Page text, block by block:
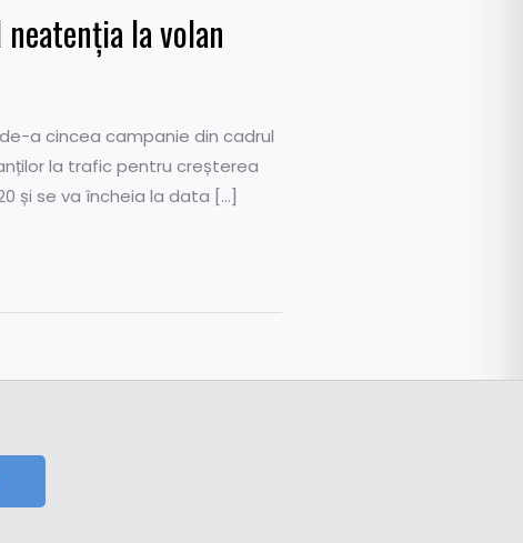
la volan
a cincea campanie din cadrul
la trafic pentru creșterea
și se va încheia la data […]